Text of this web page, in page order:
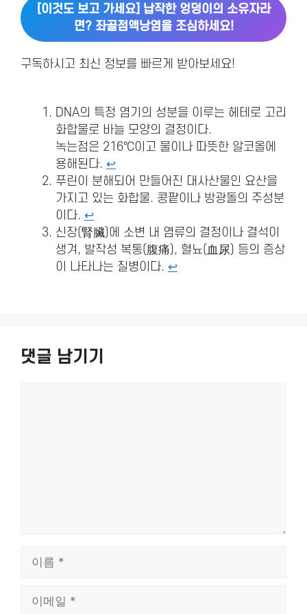
[이것도 보고 가세요] 납작한 엉덩이의 소유자라
면? 좌골점액낭염을 조심하세요!
구독하시고 최신 정보를 빠르게 받아보세요!
DNA의 특정 염기의 성분을 이루는 헤테로 고리
화합물로 바늘 모양의 결정이다.
녹는점은 216℃이고 물이나 따뜻한 알코올에
용해된다. ↩︎
푸린이 분해되어 만들어진 대사산물인 요산을
가지고 있는 화합물. 콩팥이나 방광돌의 주성분
이다. ↩︎
신장(腎臟)에 소변 내 염류의 결정이나 결석이
생겨, 발작성 복통(腹痛), 혈뇨(血尿) 등의 증상
이 나타나는 질병이다. ↩︎
댓글 남기기